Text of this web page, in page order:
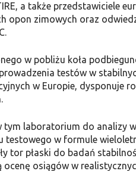
a także przedstawiciele
opon zimowych oraz
w pobliżu koła
testów w
w Europie, dysponuje
tym laboratorium do analizy
testowego w formule
tor płaski do badań
osiągów w